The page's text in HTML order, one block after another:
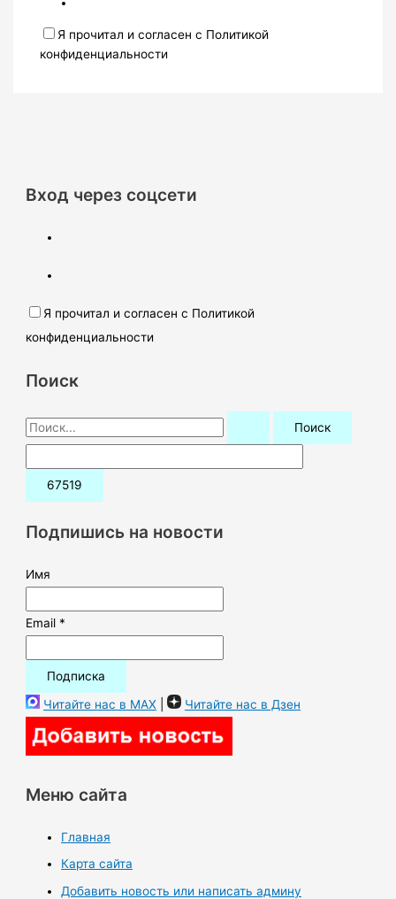
Я прочитал и согласен с Политикой
конфиденциальности
Вход через соцсети
Я прочитал и согласен с Политикой
конфиденциальности
Поиск
П
о
и
:Подпишись на новости
Имя
Email *
Читайте нас в MAX | Читайте нас в Дзен
Меню сайта
Главная
Карта сайта
Добавить новость или написать админу